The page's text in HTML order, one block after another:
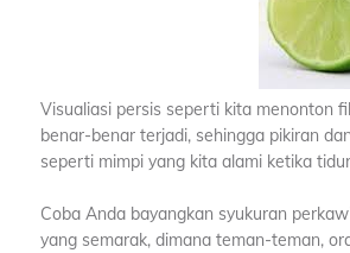
Visualiasi persis seperti kita menonton
benar-benar terjadi, sehingga pikiran
seperti mimpi yang kita alami ketika
Coba Anda bayangkan syukuran
yang semarak, dimana teman-teman,